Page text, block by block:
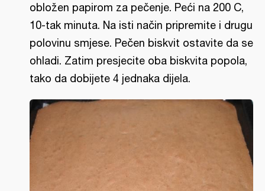
obložen papirom za pečenje. Peći na 200 C,
10-tak minuta. Na isti način pripremite i drugu
polovinu smjese. Pečen biskvit ostavite da se
ohladi. Zatim presjecite oba biskvita popola,
tako da dobijete 4 jednaka dijela.